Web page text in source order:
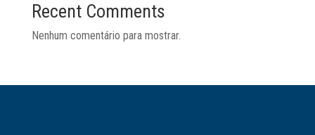
Recent Comments
Nenhum comentário para mostrar.